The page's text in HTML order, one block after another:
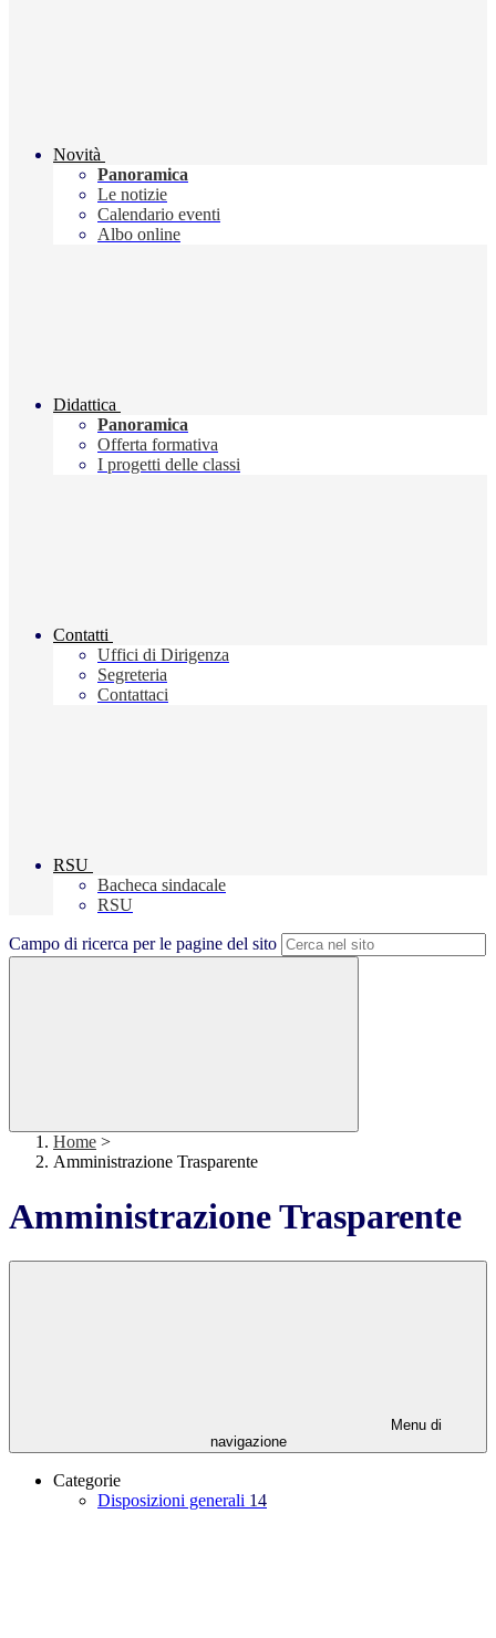
Novità
Panoramica
Le notizie
Calendario eventi
Albo online
Didattica
Panoramica
Offerta formativa
I progetti delle classi
Contatti
Uffici di Dirigenza
Segreteria
Contattaci
RSU
Bacheca sindacale
RSU
Campo di ricerca per le pagine del sito
Home >
Amministrazione Trasparente
Amministrazione Trasparente
Menu di
navigazione
Categorie
Disposizioni generali 14